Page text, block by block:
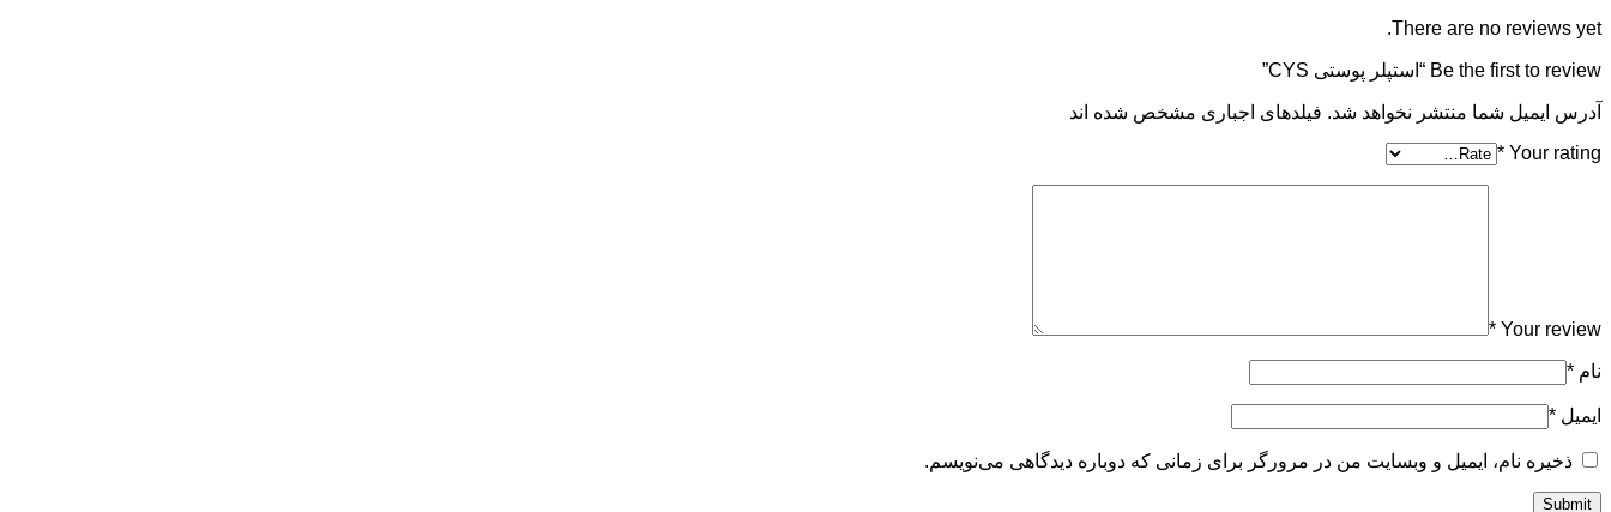
There are no reviews yet.
Be the first to review “استپلر پوستی CYS”
آدرس ایمیل شما منتشر نخواهد شد. فیلدهای اجباری مشخص شده اند
Your rating
*
Your review
*
نام *
ایمیل *
ذخیره نام، ایمیل و وبسایت من در مرورگر برای زمانی که دوباره دیدگاهی می‌نویسم.